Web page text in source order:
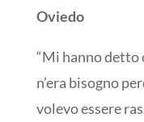
Oviedo
“Mi hanno detto
n’era bisogno
volevo essere